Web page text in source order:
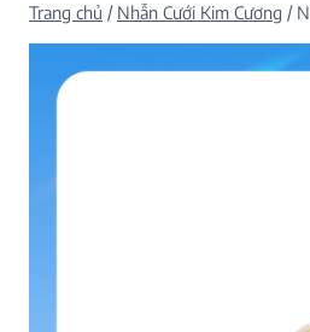
Trang chủ / Nhẫn Cưới Kim Cương /